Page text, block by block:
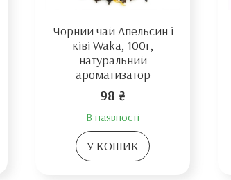
Чорний чай Апельсин і
ківі Waka, 100г,
натуральний
ароматизатор
98 ₴
В наявності
У КОШИК